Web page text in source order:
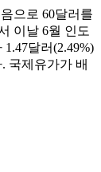
으로 60달러를
이날 6월 인도
달러(2.49%)
국제유가가 배